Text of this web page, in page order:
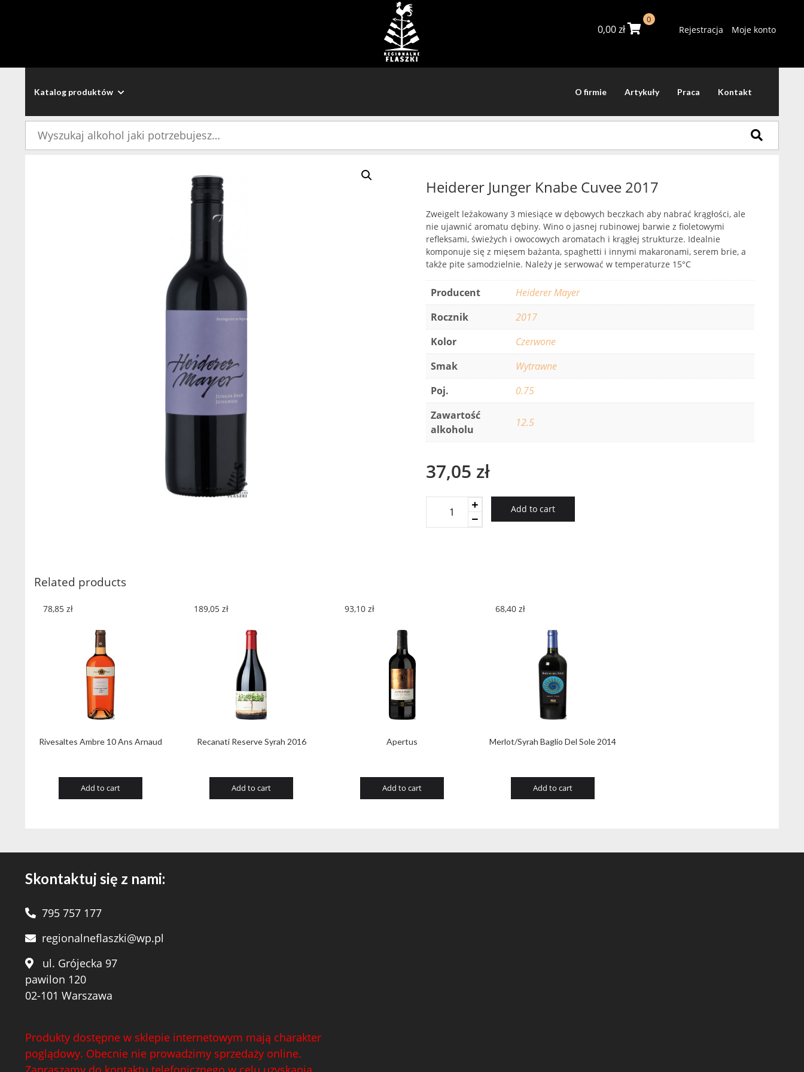
0,00zł
0
Rejestracja Moje konto
Katalog produktów O firmie Artykuły Praca Kontakt
Heiderer Junger Knabe Cuvee 2017
Zweigelt leżakowany 3 miesiące w dębowych beczkach aby nabrać krągłości, ale
nie ujawnić aromatu dębiny. Wino o jasnej rubinowej barwie z fioletowymi
refleksami, świeżych i owocowych aromatach i krągłej strukturze. Idealnie
komponuje się z mięsem bażanta, spaghetti i innymi makaronami, serem brie, a
także pite samodzielnie. Należy je serwować w temperaturze 15°C
Producent
Heiderer Mayer
Rocznik
2017
Kolor
Czerwone
Smak
Wytrawne
Poj.
0.75
Zawartość
alkoholu
12.5
37,05 zł
Junger
Add to cart
Related products
Rivesaltes Ambre 10 Ans Arnaud
78,85 zł
Add to cart
Recanati Reserve Syrah 2016
189,05 zł
Add to cart
Apertus
93,10 zł
Add to cart
Merlot/Syrah Baglio Del Sole 2014
68,40 zł
Add to cart
Skontaktuj się z nami:
795 757 177
regionalneflaszki@wp.pl
ul. Grójecka 97
pawilon 120
02-101 Warszawa
Produkty dostępne w sklepie internetowym mają charakter
poglądowy. Obecnie nie prowadzimy sprzedaży online.